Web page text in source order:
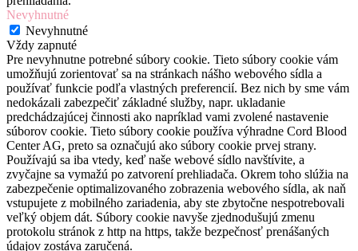
Nevyhnutné
Nevyhnutné
Vždy zapnuté
Pre nevyhnutne potrebné súbory cookie. Tieto súbory cookie vám
umožňujú zorientovať sa na stránkach nášho webového sídla a
používať funkcie podľa vlastných preferencií. Bez nich by sme vám
nedokázali zabezpečiť základné služby, napr. ukladanie
predchádzajúcej činnosti ako napríklad vami zvolené nastavenie
súborov cookie. Tieto súbory cookie používa výhradne Cord Blood
Center AG, preto sa označujú ako súbory cookie prvej strany.
Používajú sa iba vtedy, keď naše webové sídlo navštívite, a
zvyčajne sa vymažú po zatvorení prehliadača. Okrem toho slúžia na
zabezpečenie optimalizovaného zobrazenia webového sídla, ak naň
vstupujete z mobilného zariadenia, aby ste zbytočne nespotrebovali
veľký objem dát. Súbory cookie navyše zjednodušujú zmenu
protokolu stránok z http na https, takže bezpečnosť prenášaných
údajov zostáva zaručená.